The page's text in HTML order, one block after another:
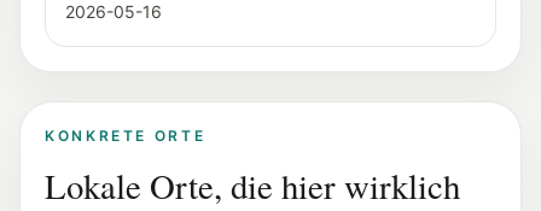
2026-05-16
KONKRETE ORTE
Lokale Orte, die hier wirklich